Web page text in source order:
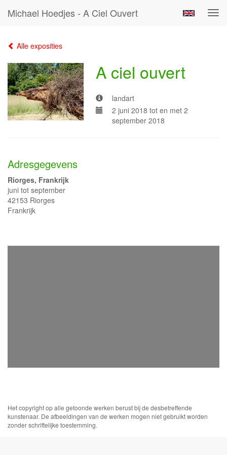
Michael Hoedjes - A Ciel Ouvert
Alle exposities
A ciel ouvert
landart
2 juni 2018 tot en met 2
september 2018
Adresgegevens
Riorges, Frankrijk
juni tot september
42153 Riorges
Frankrijk
Het copyright op alle getoonde werken berust bij de desbetreffende
kunstenaar. De afbeeldingen van de werken mogen niet gebruikt worden
zonder schriftelijke toestemming.